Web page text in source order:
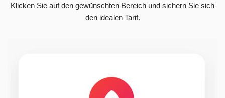
Klicken Sie auf den gewünschten Bereich und sichern Sie sich
den idealen Tarif.